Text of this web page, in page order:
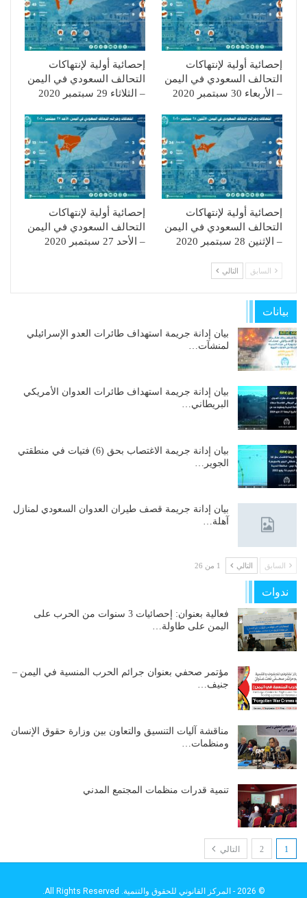
إحصائية أولية لإنتهاكات
التحالف السعودي في اليمن
– الأربعاء 30 سبتمبر 2020
إحصائية أولية لإنتهاكات
التحالف السعودي في اليمن
– الثلاثاء 29 سبتمبر 2020
إحصائية أولية لإنتهاكات
التحالف السعودي في اليمن
– الإثنين 28 سبتمبر 2020
إحصائية أولية لإنتهاكات
التحالف السعودي في اليمن
– الأحد 27 سبتمبر 2020
السابق التالي
بيانات
بيان إدانة جريمة استهداف طائرات العدو الإسرائيلي
لمنشآت…
بيان إدانة جريمة استهداف طائرات العدوان الأمريكي
البريطاني…
بيان إدانة جريمة الاغتصاب بحق (6) فتيات في منطقتي
الجوير…
بيان إدانة جريمة قصف طيران العدوان السعودي لمنازل
آهلة…
السابق التالي 1 من 26
ندوات
فعالية بعنوان: إحصائيات 3 سنوات من الحرب على
اليمن على طاولة…
مؤتمر صحفي بعنوان جرائم الحرب المنسية في اليمن –
جنيف…
مناقشة آليات التنسيق والتعاون بين وزارة حقوق الإنسان
ومنظمات…
تنمية قدرات منظمات المجتمع المدني
1
2 التالي
© 2026 - المركز القانوني للحقوق والتنمية. All Rights Reserved.